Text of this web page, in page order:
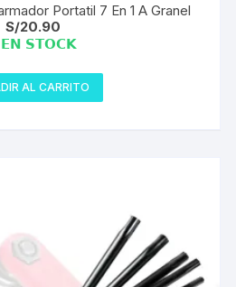
Portatil 7 En 1 A Granel
S/20.90
𝗘𝗡 𝗦𝗧𝗢𝗖𝗞
AL CARRITO